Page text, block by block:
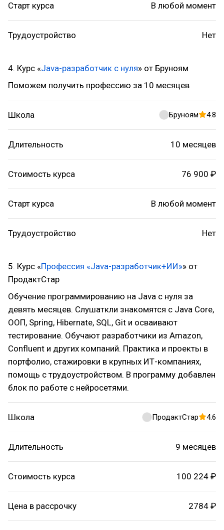
Старт курса В любой момент
Трудоустройство Нет
4. Курс «Java-разработчик с нуля» от Бруноям
Поможем получить профессию за 10 месяцев
Школа Бруноям 4.8
Длительность 10 месяцев
Стоимость курса 76 900 ₽
Старт курса В любой момент
Трудоустройство Нет
5. Курс «Профессия «Java-разработчик+ИИ»» от
ПродактСтар
Обучение программированию на Java с нуля за
девять месяцев. Слушаткли знакомятся с Java Core,
ООП, Spring, Hibernate, SQL, Git и осваивают
тестирование. Обучают разработчики из Amazon,
Confluent и других компаний. Практика и проекты в
портфолио, стажировки в крупных ИТ-компаниях,
помощь с трудоустройством. В программу добавлен
блок по работе с нейросетями.
Школа ПродактСтар 4.6
Длительность 9 месяцев
Стоимость курса 100 224 ₽
Цена в рассрочку 2784 ₽